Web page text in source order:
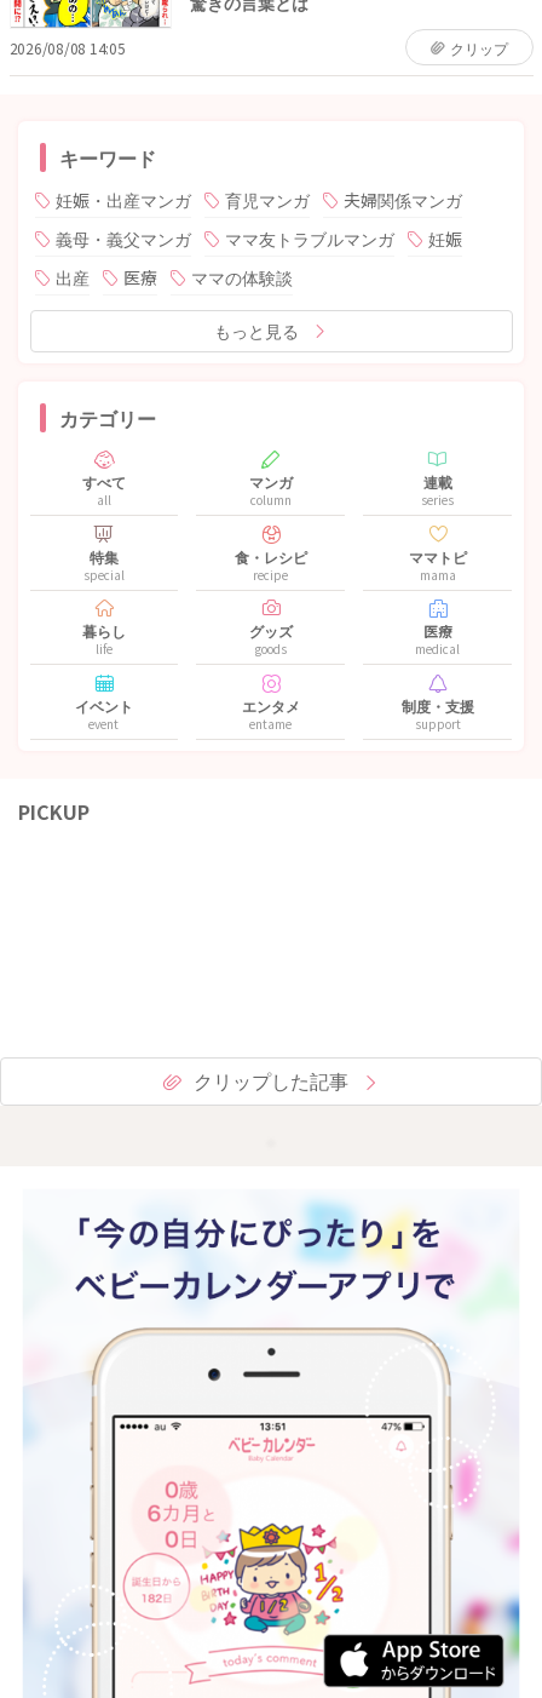
2026/08/08 14:05 クリップ
キーワード
妊娠・出産マンガ 育児マンガ
夫婦関係マンガ
義母・義父マンガ
ママ友トラブルマンガ
妊娠
出産
医療 ママの体験談
もっと見る
カテゴリー
すべて
all
マンガ
column
連載
series
特集
special
食・レシピ
recipe
ママトピ
mama
暮らし
life
グッズ
goods
医療
medical
イベント
event
エンタメ
entame
制度・支援
support
PICKUP
クリップした記事